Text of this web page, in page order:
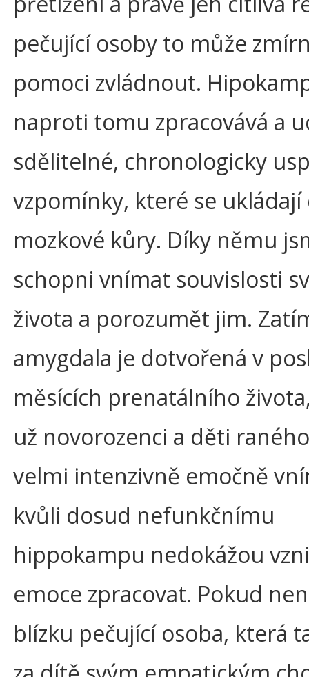
pečující osoby to může
pomoci zvládnout.
naproti tomu zpracovává a
sdělitelné, chronologicky
vzpomínky, které se ukládají
mozkové kůry. Díky němu
schopni vnímat souvislosti
života a porozumět jim.
amygdala je dotvořená v
měsících prenatálního
už novorozenci a děti
velmi intenzivně emočně
kvůli dosud nefunkčnímu
hippokampu nedokážou
emoce zpracovat. Pokud
blízku pečující osoba, která